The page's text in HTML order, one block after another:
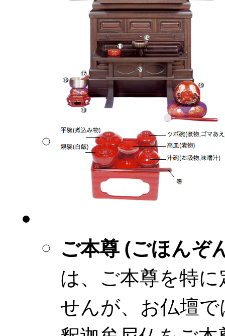
ご本尊 (ごほんぞ
は、ご本尊を特
せんが、お仏壇